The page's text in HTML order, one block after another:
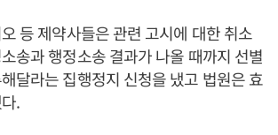
등 제약사들은 관련 고시에 대한 취소
송과 행정소송 결과가 나올 때까지 선별
달라는 집행정지 신청을 냈고 법원은 효
.